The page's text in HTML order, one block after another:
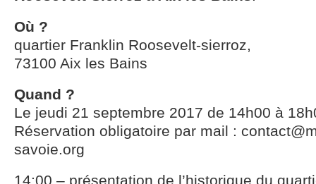
Où ?
quartier Franklin Roosevelt-sierroz,
73100 Aix les Bains
Quand ?
Le jeudi 21 septembre 2017 de 14h00 à
Réservation obligatoire par mail :
savoie.org
14:00 – présentation de l’historique du